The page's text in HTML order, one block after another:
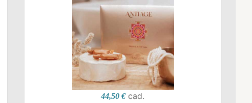
44,50 € cad.